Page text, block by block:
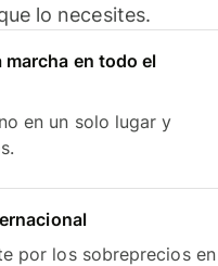
lo necesites.
en todo el
en un solo lugar y
por los sobreprecios en